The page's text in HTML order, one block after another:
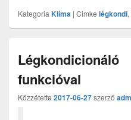
Kategoria Klíma | Cimke légkondi,
funkcióval
Közzétette 2017-06-27szerző